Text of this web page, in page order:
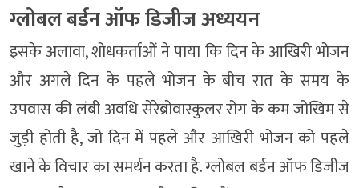
ग्लोबल बर्डन ऑफ डिजीज अध्ययन
इसके अलावा, शोधकर्ताओं ने पाया कि दिन के आखिरी भोजन
और अगले दिन के पहले भोजन के बीच रात के समय के
उपवास की लंबी अवधि सेरेब्रोवास्कुलर रोग के कम जोखिम से
जुड़ी होती है, जो दिन में पहले और आखिरी भोजन को पहले
खाने के विचार का समर्थन करता है. ग्लोबल बर्डन ऑफ डिजीज